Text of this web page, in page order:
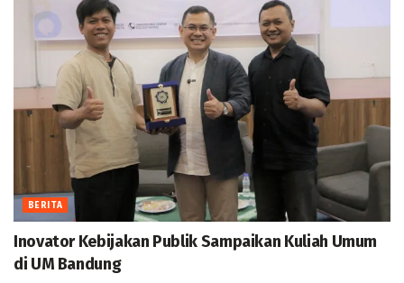
BERITA
Inovator Kebijakan Publik Sampaikan Kuliah Umum
di UM Bandung